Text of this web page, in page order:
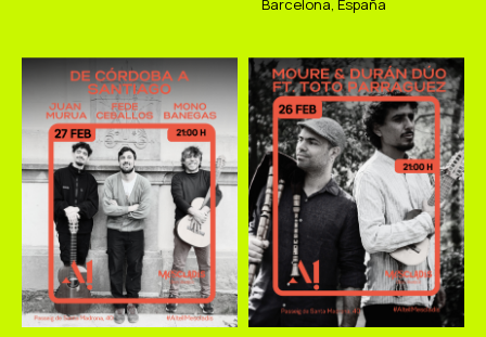
Barcelona, España